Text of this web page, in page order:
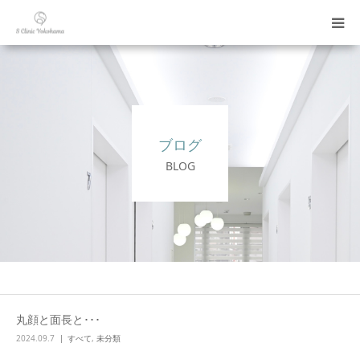
ブログ
BLOG
丸顔と面長と･･･
2024.09.7 すべて, 未分類
LINE予約
WEB予約